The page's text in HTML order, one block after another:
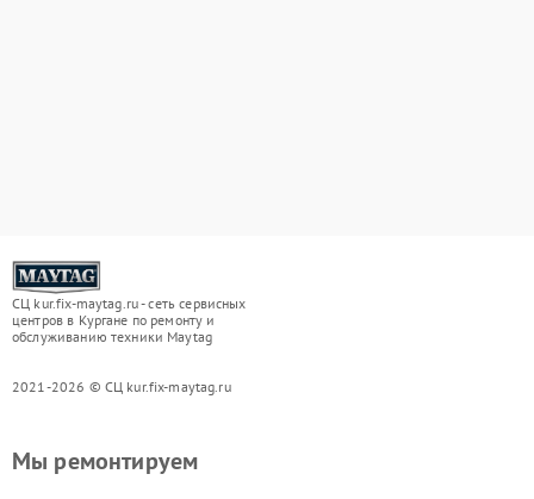
СЦ kur.fix-maytag.ru - сеть сервисных
центров в Кургане по ремонту и
обслуживанию техники Maytag
2021-2026 © СЦ kur.fix-maytag.ru
Мы ремонтируем